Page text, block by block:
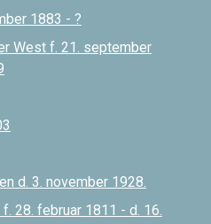
1883 - ?
West f. 21. september
d. 3. november 1928.
28. februar 1811 - d. 16.